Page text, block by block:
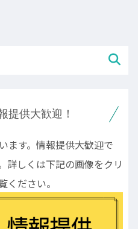
提供大歓迎！
ます。情報提供大歓迎で
詳しくは下記の画像をクリ
ください。